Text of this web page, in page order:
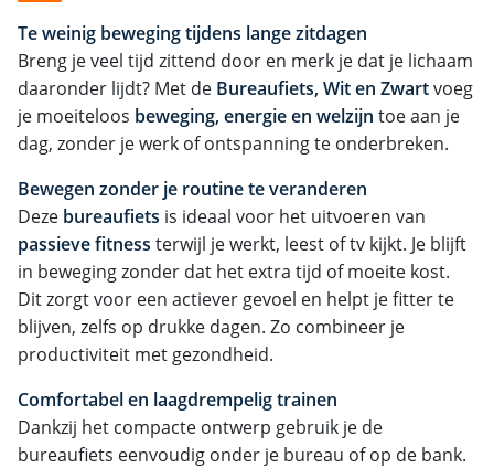
Te weinig beweging tijdens lange zitdagen
Breng je veel tijd zittend door en merk je dat je lichaam
daaronder lijdt? Met de Bureaufiets, Wit en Zwartvoeg
je moeiteloos beweging, energie en welzijn toe aan je
dag, zonder je werk of ontspanning te onderbreken.
Bewegen zonder je routine te veranderen
Deze bureaufiets is ideaal voor het uitvoeren van
passieve fitness terwijl je werkt, leest of tv kijkt. Je blijft
in beweging zonder dat het extra tijd of moeite kost.
Dit zorgt voor een actiever gevoel en helpt je fitter te
blijven, zelfs op drukke dagen. Zo combineer je
productiviteit met gezondheid.
Comfortabel en laagdrempelig trainen
Dankzij het compacte ontwerp gebruik je de
bureaufiets eenvoudig onder je bureau of op de bank.